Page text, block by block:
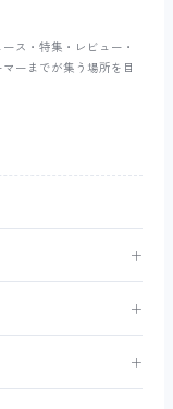
ス・特集・レビュー・
ーまでが集う場所を目
＋
＋
＋